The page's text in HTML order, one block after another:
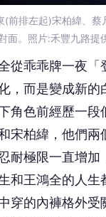
(前排左起)宋柏緯、
面。照片:禾豐九路提
從乖乖牌一夜「
，而是變成新的
角色前經歷一段
宋柏緯，他們兩
耐極限一直增加
和王鴻全的人生
穿的內褲格外